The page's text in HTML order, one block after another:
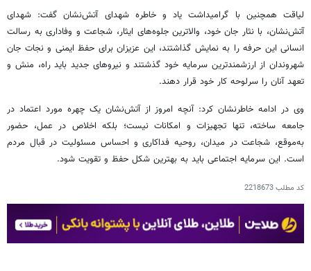
لیاقت همچنین با گرامیداشت یاد و خاطره شهدای آتش‌نشان گفت: شهدای
آتش‌نشان، با نثار جان خود، والاترین جلوه‌های ایثار، شجاعت و وفاداری به رسالت
انسانی این حرفه را به نمایش گذاشتند، این عزیزان برای حفظ ایمنی و نجات جان
شهروندان از ارزشمندترین سرمایه خود گذشتند و نیروهای جدید باید راه، منش و
تعهد آنان را سرلوحه کار خود قرار دهند.
وی در ادامه خاطرنشان کرد: آنچه امروز از آتش‌نشان یک چهره مورد اعتماد در
جامعه ساخته، تنها تجهیزات و امکانات نیست؛ بلکه اخلاص در عمل، حضور
به‌موقع، شجاعت در میدان، روحیه فداکاری و احساس مسئولیت در قبال مردم
است. این سرمایه اجتماعی باید به بهترین شکل حفظ و تقویت شود.
کد مطلب2218673